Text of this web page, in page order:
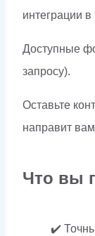
интеграции
Доступные
запросу).
Оставьте
направит
Что вы
✔️